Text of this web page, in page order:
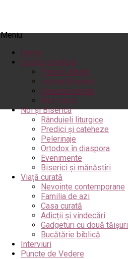
Meniu
Home
Cultură creștină
Pateric Atonit
Istoria Bisericii
Cenaclu creștin
Artă sacră
Noi și Biserica
Rânduieli liturgice
Predici și cateheze
Pelerinaje
Ortodox în diaspora
Evenimente
Biserici și mănăstiri
Viață curată
Nevoințe contemporane
Familia de azi
Casa curată
Adicții și vindecări
Gadgeturi cu două tăișuri
Bucătărie biblică
Interviuri
Puncte de Vedere